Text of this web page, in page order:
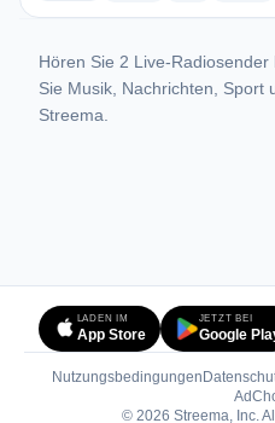
Hören Sie 2 Live-
Sie Musik, Nachrichten, Sport
Streema.
LADEN IM
App Store
JETZT BEI
Google
Nutzungsbedingungen
© 2026 Streema, Inc.